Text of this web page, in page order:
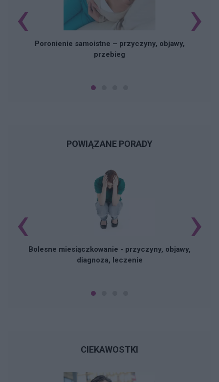
Poronienie samoistne – przyczyny, objawy,
przebieg
‹ ›
POWIĄZANE PORADY
Bolesne miesiączkowanie - przyczyny, objawy,
diagnoza, leczenie
‹ ›
CIEKAWOSTKI